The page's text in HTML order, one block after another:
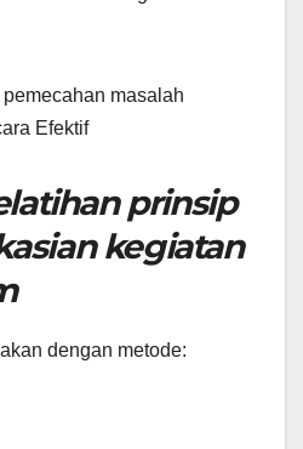
masalah
Efektif
prinsip
kegiatan
dengan metode: